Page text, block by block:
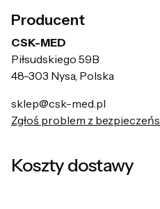
Producent
CSK-MED
Piłsudskiego 59B
48-303 Nysa, Polska
sklep@csk-med.pl
Zgłoś problem z
Koszty dostawy